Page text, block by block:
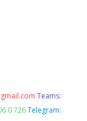
Teams:
0 726 Telegram: